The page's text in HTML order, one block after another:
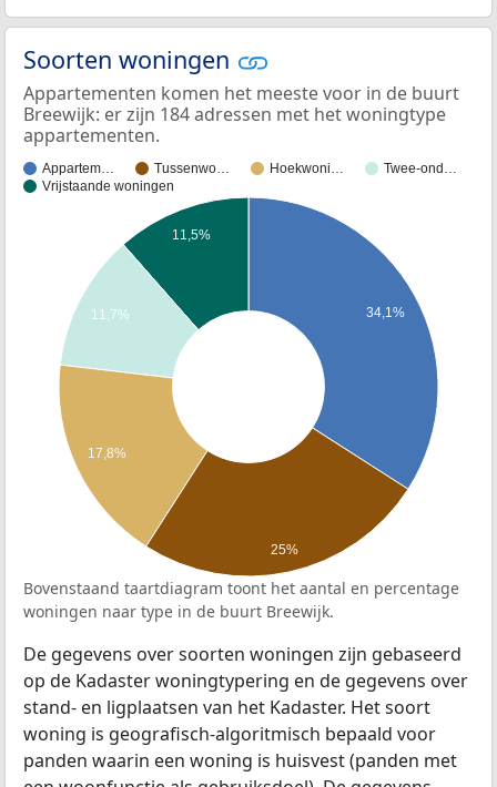
Soorten woningen
Appartementen komen het meeste voor in de buurt
Breewijk: er zijn 184 adressen met het woningtype
appartementen.
Appartem… Tussenwo… Hoekwoni…
Twee-ond…
Vrijstaande woningen
34,1%
11,5%
11,7%
17,8%
25%
Bovenstaand taartdiagram toont het aantal en percentage
woningen naar type in de buurt Breewijk.
De gegevens over soorten woningen zijn gebaseerd
op de Kadaster woningtypering en de gegevens over
stand- en ligplaatsen van het Kadaster. Het soort
woning is geografisch-algoritmisch bepaald voor
panden waarin een woning is huisvest (panden met